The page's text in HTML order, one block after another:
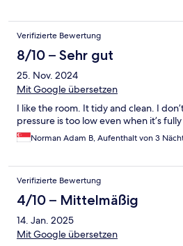
Verifizierte Bewertung
8/10 – Sehr gut
25. Nov. 2024
Mit Google übersetzen
I like the room. It tidy and clean. I
pressure is too low even when it’s
Norman Adam B, Aufenthalt von 3
Verifizierte Bewertung
4/10 – Mittelmäßig
14. Jan. 2025
Mit Google übersetzen